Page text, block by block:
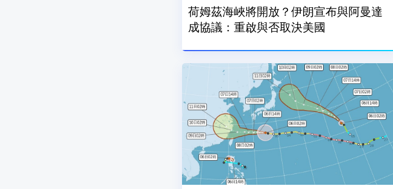
荷姆茲海峽將開放？伊朗宣布與阿曼達
成協議：重啟與否取決美國